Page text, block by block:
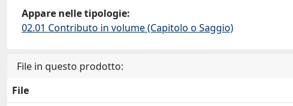
Appare nelle tipologie:
02.01 Contributo in volume (Capitolo o Saggio)
File in questo prodotto:
File